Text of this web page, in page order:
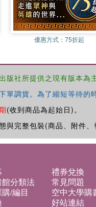
優惠方式：75折起
社所提供之現有版本為
調貨。為了縮短等待
(收到商品為起始日)。
完整包裝(商品、附件、
禮券兌換
分類法 常見問題
/編目 空中大學購
好站連結